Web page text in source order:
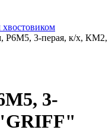
Р6М5, 3-перая, к/х, КМ2,
3-